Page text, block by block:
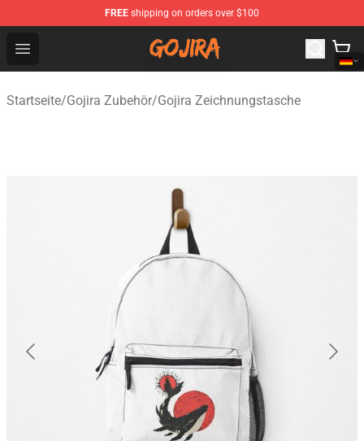
FREE shipping on orders over $100
Open menu
Gojira Shop - Official Gojira Merchandise Store
Startseite/Gojira Zubehör/Gojira Zeichnungstasche